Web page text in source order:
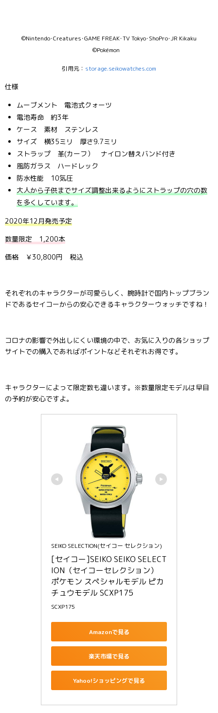
©Nintendo･Creatures･GAME FREAK･TV Tokyo･ShoPro･JR Kikaku
©Pokémon
引用元： storage.seikowatches.com
仕様
ムーブメント 電池式クォーツ
電池寿命 約3年
ケース 素材 ステンレス
サイズ 横35ミリ 厚さ9.7ミリ
ストラップ 革(カーフ） ナイロン替えバンド付き
風防ガラス ハードレック
防水性能 10気圧
大人から子供までサイズ調整出来るようにストラップの穴の数
を多くしています。
2020年12月発売予定
数量限定 1,200本
価格 ￥30,800円 税込
それぞれのキャラクターが可愛らしく、腕時計で国内トップブラン
ドであるセイコーからの安心できるキャラクターウォッチですね！
コロナの影響で外出しにくい環境の中で、お気に入りの各ショップ
サイトでの購入であればポイントなどそれぞれお得です。
キャラクターによって限定数も違います。※数量限定モデルは早目
の予約が安心ですよ。
SEIKO SELECTION(セイコー セレクション)
[セイコー]SEIKO SEIKO SELECT
ION（セイコーセレクション）
ポケモン スペシャルモデル ピカ
チュウモデル SCXP175
SCXP175
Amazonで見る
楽天市場で見る
Yahoo!ショッピングで見る